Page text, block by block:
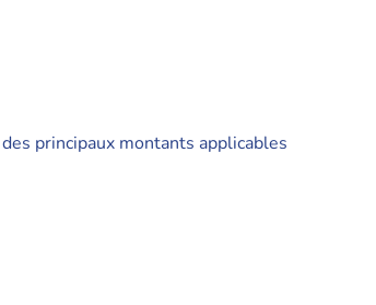
principaux montants applicables